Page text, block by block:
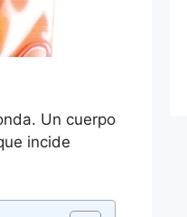
Un cuerpo
incide